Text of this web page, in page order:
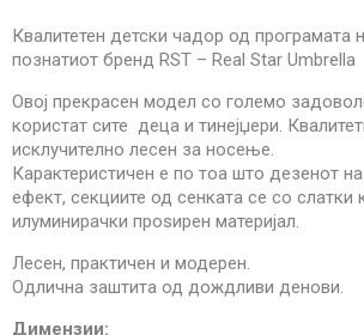
Квалитетен детски чадор од програмата
познатиот бренд RST – Real Star Umbrella
Овој прекрасен модел со големо
користат сите деца и тинејџери.
исклучително лесен за носење.
Карактеристичен е по тоа што дезенот
ефект, секциите од сенката се со слатки
илуминирачки проѕирен материјал.
Лесен, практичен и модерен.
Одлична заштита од дождливи денови.
Димензии: